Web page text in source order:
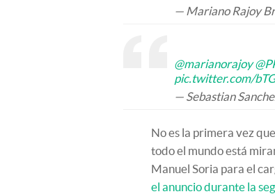
— Mariano Rajoy
@marianorajoy
pic.twitter.com/
— Sebastian
No es la primera vez
todo el mundo está
Manuel Soria para el
el anuncio durante la